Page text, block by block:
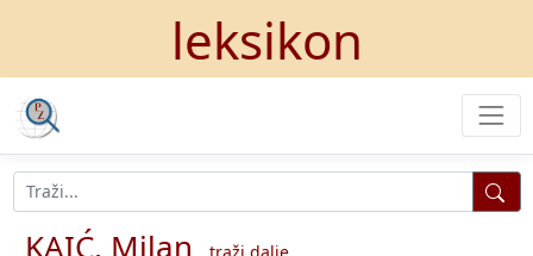
leksikon
KAIĆ, Milan